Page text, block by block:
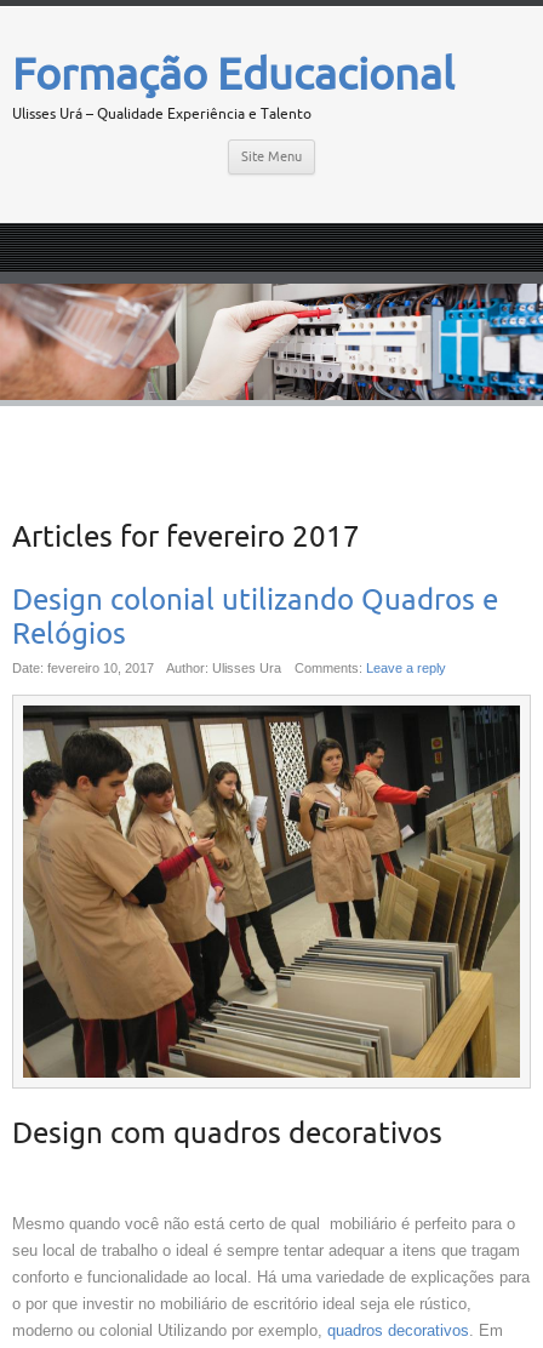
Formação Educacional
Ulisses Urá – Qualidade Experiência e Talento
Site Menu
Articles for fevereiro 2017
Design colonial utilizando Quadros e
Relógios
Date: fevereiro 10, 2017 Author: Ulisses Ura Comments: Leave a reply
Design com quadros decorativos
Mesmo quando você não está certo de qual mobiliário é perfeito para o
seu local de trabalho o ideal é sempre tentar adequar a itens que tragam
conforto e funcionalidade ao local. Há uma variedade de explicações para
o por que investir no mobiliário de escritório ideal seja ele rústico,
moderno ou colonial Utilizando por exemplo, quadros decorativos. Em